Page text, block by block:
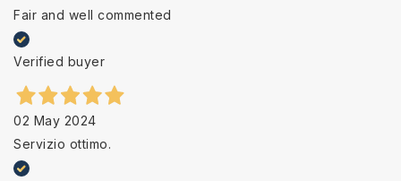
Fair and well commented
Verified buyer
02 May 2024
Servizio ottimo.